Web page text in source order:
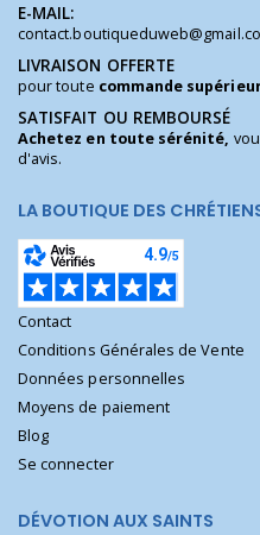
E-MAIL:
LIVRAISON OFFERTE
pour toute commande
SATISFAIT OU REMBOURSÉ
Achetez en toute sérénité,
d'avis.
LA BOUTIQUE DES
Contact
Conditions Générales de Vente
Données personnelles
Moyens de paiement
Blog
Se connecter
DÉVOTION AUX SAINTS